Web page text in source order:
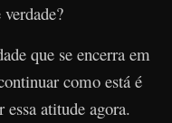
que se encerra em
como está é
atitude agora.